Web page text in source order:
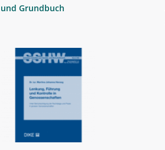
und Grundbuch